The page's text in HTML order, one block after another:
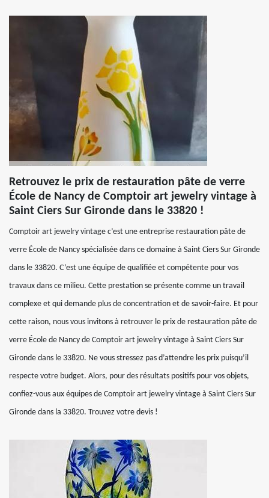
Retrouvez le prix de restauration pâte de verre
École de Nancy de Comptoir art jewelry vintage à
Saint Ciers Sur Gironde dans le 33820 !
Comptoir art jewelry vintage c’est une entreprise restauration pâte de
verre École de Nancy spécialisée dans ce domaine à Saint Ciers Sur Gironde
dans le 33820. C’est une équipe de qualifiée et compétente pour vos
travaux dans ce milieu. Cette prestation se présente comme un travail
complexe et qui demande plus de concentration et de savoir-faire. Et pour
cette raison, nous vous invitons à retrouver le prix de restauration pâte de
verre École de Nancy de Comptoir art jewelry vintage à Saint Ciers Sur
Gironde dans le 33820. Ne vous stressez pas d’attendre les prix puisqu’il
respecte votre budget. Alors, pour des résultats positifs pour vos objets,
confiez-vous aux équipes de Comptoir art jewelry vintage à Saint Ciers Sur
Gironde dans la 33820. Trouvez votre devis !